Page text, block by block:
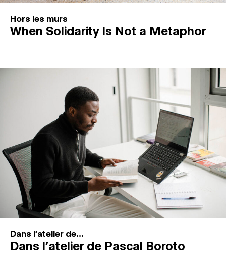
Hors les murs
When Solidarity Is Not a Metaphor
Dans l'atelier de...
Dans l’atelier de Pascal Boroto